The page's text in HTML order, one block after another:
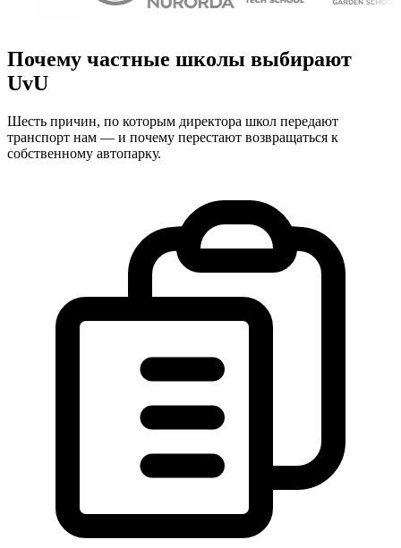
Почему частные школы выбирают
UvU
Шесть причин, по которым директора школ передают
транспорт нам — и почему перестают возвращаться к
собственному автопарку.